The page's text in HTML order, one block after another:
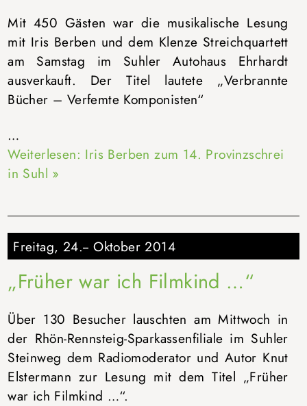
Mit 450 Gästen war die musikalische Lesung
mit Iris Berben und dem Klenze Streichquartett
am Samstag im Suhler Autohaus Ehrhardt
ausverkauft. Der Titel lautete „Verbrannte
Bücher – Verfemte Komponisten“
…
Weiterlesen: Iris Berben zum 14. Provinzschrei
in Suhl »
Freitag, 24.-- Oktober 2014
„Früher war ich Filmkind …“
Über 130 Besucher lauschten am Mittwoch in
der Rhön-Rennsteig-Sparkassenfiliale im Suhler
Steinweg dem Radiomoderator und Autor Knut
Elstermann zur Lesung mit dem Titel „Früher
war ich Filmkind …“.